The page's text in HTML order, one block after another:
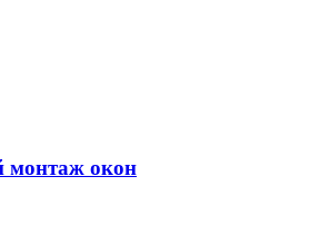
монтаж окон